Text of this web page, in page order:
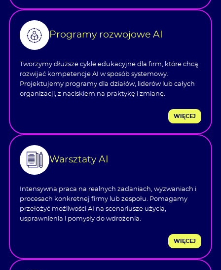
Programy rozwojowe AI
Tworzymy dłuższe cykle edukacyjne dla firm, które chcą
rozwijać kompetencje AI w sposób systemowy.
Projektujemy programy dla działów, liderów lub całych
organizacji, z naciskiem na praktykę i zmianę.
WIĘCEJ
Warsztaty AI
Intensywna praca na realnych zadaniach, wyzwaniach i
procesach konkretnej firmy lub zespołu. Pomagamy
przełożyć możliwości AI na scenariusze użycia,
usprawnienia i pomysły do wdrożenia.
WIĘCEJ